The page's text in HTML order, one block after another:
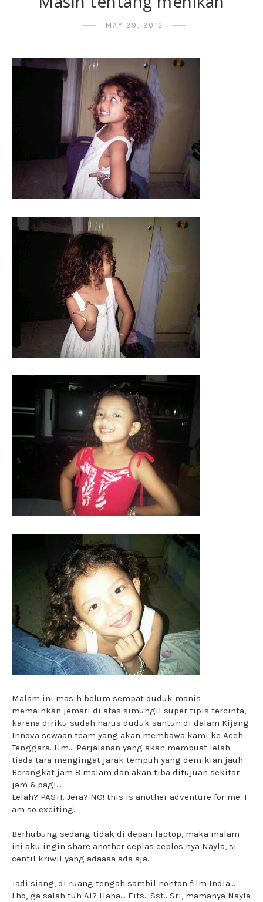
MAY 29, 2012
Malam ini masih belum sempat duduk manis
memainkan jemari di atas simungil super tipis tercinta,
karena diriku sudah harus duduk santun di dalam Kijang
Innova sewaan team yang akan membawa kami ke Aceh
Tenggara. Hm... Perjalanan yang akan membuat lelah
tiada tara mengingat jarak tempuh yang demikian jauh.
Berangkat jam 8 malam dan akan tiba ditujuan sekitar
jam 6 pagi...
Lelah? PASTI. Jera? NO! this is another adventure for me. I
am so exciting.
Berhubung sedang tidak di depan laptop, maka malam
ini aku ingin share another ceplas ceplos nya Nayla, si
centil kriwil yang adaaaa ada aja.
Tadi siang, di ruang tengah sambil nonton film India...
Lho, ga salah tuh Al? Haha... Eits.. Sst.. Sri, mamanya Nayla